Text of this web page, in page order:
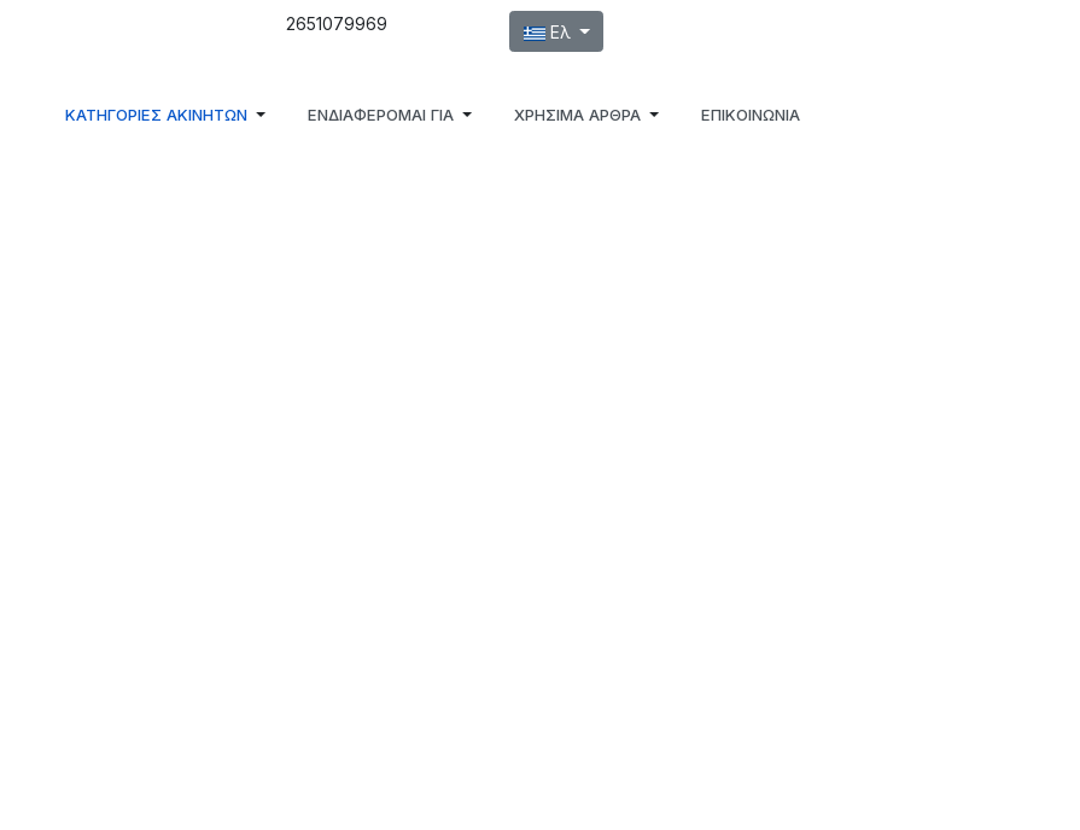
2651079969 Επιλέξτε τη γλώσσα σας
Ελ
ΚΑΤΗΓΟΡΙΕΣ ΑΚΙΝΗΤΩΝ ΕΝΔΙΑΦΕΡΟΜΑΙ ΓΙΑ ΧΡΉΣΙΜΑ ΆΡΘΡΑ ΕΠΙΚΟΙΝΩΝΙΑ